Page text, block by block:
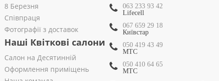
8 Березня
Співпраця
Фотографії з доставок
Наші Квіткові салони
Салон на Десятинній
Оформлення приміщень
063 233 93 42
Lifecell
067 659 29 18
Київстар
050 419 43 49
МТС
050 410 64 65
МТС